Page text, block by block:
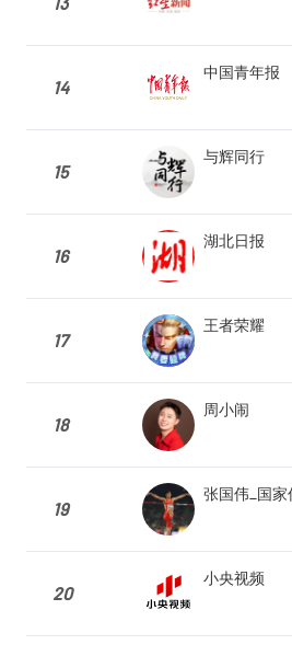
14
中国青年报
15
与辉同行
16
湖北日报
17
王者荣耀
18
周小闹
19
张国伟_国家
20
小央视频